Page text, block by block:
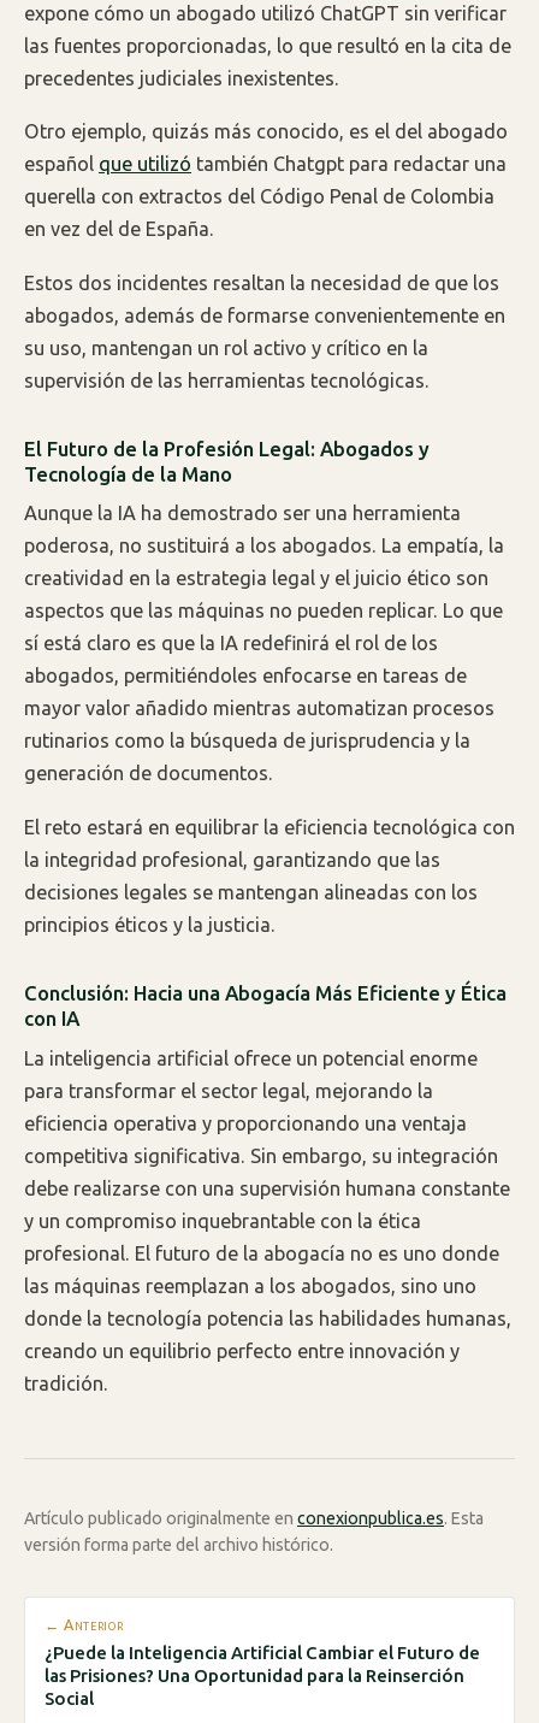
expone cómo un abogado utilizó ChatGPT sin verificar
las fuentes proporcionadas, lo que resultó en la cita de
precedentes judiciales inexistentes.
Otro ejemplo, quizás más conocido, es el del abogado
español que utilizó también Chatgpt para redactar una
querella con extractos del Código Penal de Colombia
en vez del de España.
Estos dos incidentes resaltan la necesidad de que los
abogados, además de formarse convenientemente en
su uso, mantengan un rol activo y crítico en la
supervisión de las herramientas tecnológicas.
El Futuro de la Profesión Legal: Abogados y
Tecnología de la Mano
Aunque la IA ha demostrado ser una herramienta
poderosa, no sustituirá a los abogados. La empatía, la
creatividad en la estrategia legal y el juicio ético son
aspectos que las máquinas no pueden replicar. Lo que
sí está claro es que la IA redefinirá el rol de los
abogados, permitiéndoles enfocarse en tareas de
mayor valor añadido mientras automatizan procesos
rutinarios como la búsqueda de jurisprudencia y la
generación de documentos.
El reto estará en equilibrar la eficiencia tecnológica con
la integridad profesional, garantizando que las
decisiones legales se mantengan alineadas con los
principios éticos y la justicia.
Conclusión: Hacia una Abogacía Más Eficiente y Ética
con IA
La inteligencia artificial ofrece un potencial enorme
para transformar el sector legal, mejorando la
eficiencia operativa y proporcionando una ventaja
competitiva significativa. Sin embargo, su integración
debe realizarse con una supervisión humana constante
y un compromiso inquebrantable con la ética
profesional. El futuro de la abogacía no es uno donde
las máquinas reemplazan a los abogados, sino uno
donde la tecnología potencia las habilidades humanas,
creando un equilibrio perfecto entre innovación y
tradición.
Artículo publicado originalmente en conexionpublica.es. Esta
versión forma parte del archivo histórico.
← Anterior
¿Puede la Inteligencia Artificial Cambiar el Futuro de
las Prisiones? Una Oportunidad para la Reinserción
Social